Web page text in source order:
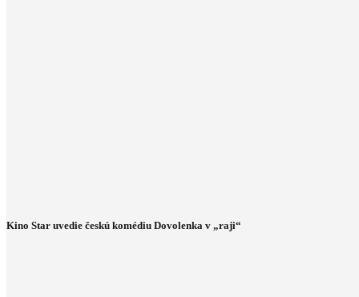
Kino Star uvedie českú komédiu Dovolenka v „raji“